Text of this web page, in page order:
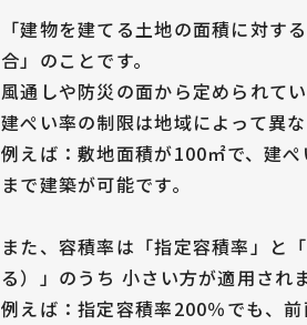
「建物を建てる土地の面積に対す
合」のことです。
風通しや防災の面から定められて
建ぺい率の制限は地域によって異
例えば：敷地面積が100㎡で、建
まで建築が可能です。
また、容積率は「指定容積率」と
る）」のうち 小さい方が適用され
例えば：指定容積率200％でも、